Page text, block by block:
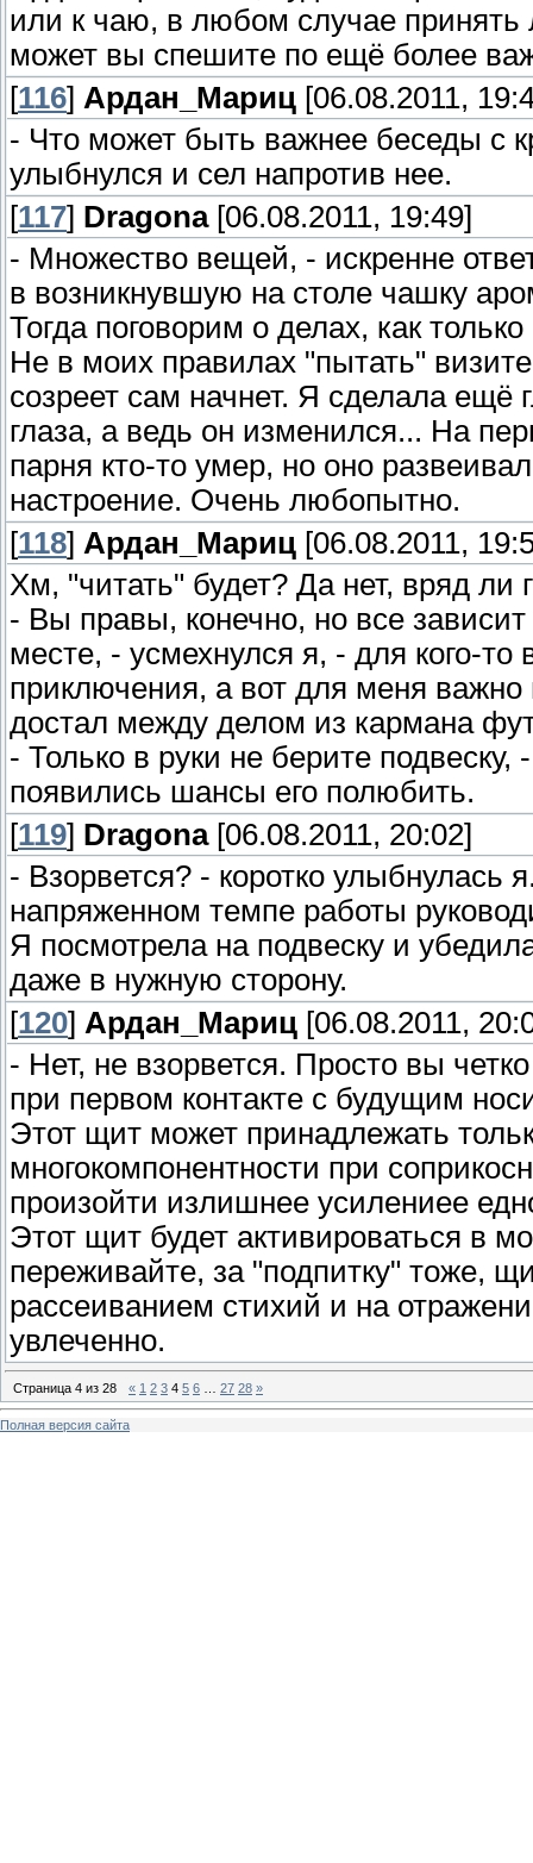
или к чаю, в любом случае
может вы спешите по ещё более
[116] Ардан_Мариц [06.08.2011,
- Что может быть важнее беседы с
улыбнулся и сел напротив нее.
[117] Dragona[06.08.2011, 19:49]
- Множество вещей, - искренне
в возникнувшую на столе чашку
Тогда поговорим о делах, как
Не в моих правилах "пытать"
созреет сам начнет. Я сделала ещё
глаза, а ведь он изменился... На
парня кто-то умер, но оно
настроение. Очень любопытно.
[118] Ардан_Мариц [06.08.2011,
Хм, "читать" будет? Да нет, вряд ли
- Вы правы, конечно, но все зависит
месте, - усмехнулся я, - для кого-то
приключения, а вот для меня
достал между делом из кармана
- Только в руки не берите
появились шансы его полюбить.
[119] Dragona[06.08.2011, 20:02]
- Взорвется? - коротко улыбнулась
напряженном темпе работы
Я посмотрела на подвеску и
даже в нужную сторону.
[120] Ардан_Мариц [06.08.2011,
- Нет, не взорвется. Просто вы
при первом контакте с будущим
Этот щит может принадлежать
многокомпонентности при
произойти излишнее усилениее
Этот щит будет активироваться в
переживайте, за "подпитку" тоже,
рассеиванием стихий и на
увлеченно.
Страница 4 из 28 « 1 2 3 4 5 6 27 28 »
Полная версия сайта